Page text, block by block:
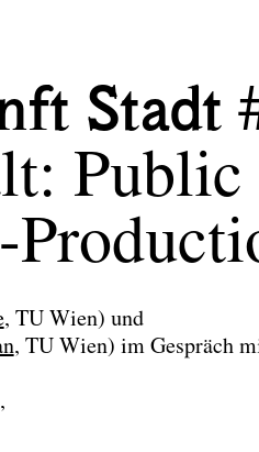
Stadt
Public
, TU Wien) und
, TU Wien) im Gespräch